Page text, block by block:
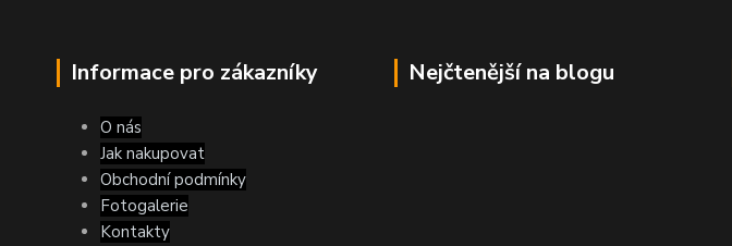
Informace pro zákazníky
O nás
Jak nakupovat
Obchodní podmínky
Fotogalerie
Kontakty
Nejčtenější na blogu